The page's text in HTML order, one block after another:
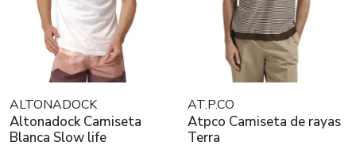
ALTONADOCK
Altonadock Camiseta
Blanca Slow life
AT.P.CO
Atpco Camiseta de rayas
Terra